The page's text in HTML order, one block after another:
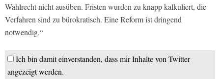
Wahlrecht nicht ausüben. Fristen wurden zu knapp kalkuliert, die
Verfahren sind zu bürokratisch. Eine Reform ist dringend
notwendig.“
Ich bin damit einverstanden, dass mir Inhalte von Twitter
angezeigt werden.